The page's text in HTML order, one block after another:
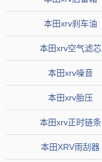
本田xrv刹车油
本田xrv空气滤芯
本田xrv噪音
本田xrv胎压
本田xrv正时链条
本田XRV雨刮器